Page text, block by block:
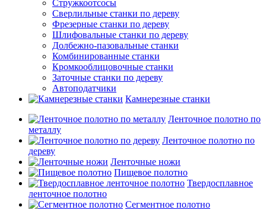
Стружкоотсосы
Сверлильные станки по дереву
Фрезерные станки по дереву
Шлифовальные станки по дереву
Долбежно-пазовальные станки
Комбинированные станки
Кромкооблицовочные станки
Заточные станки по дереву
Автоподатчики
Камнерезные станки
Ленточное полотно по
металлу
Ленточное полотно по
дереву
Ленточные ножи
Пищевое полотно
Твердосплавное
ленточное полотно
Сегментное полотно